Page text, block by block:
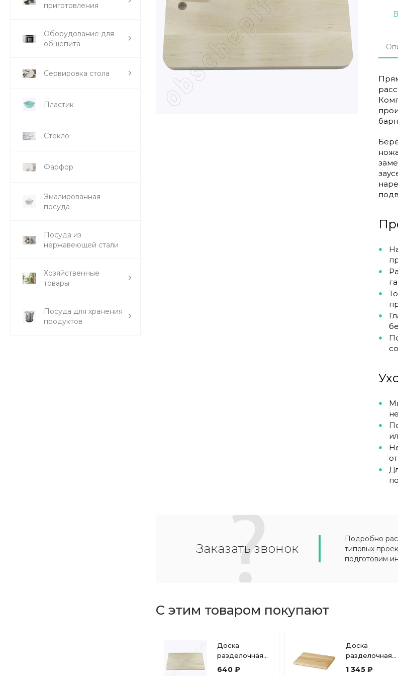
приготовления
Оборудование для
общепита
Сервировка стола
Пластик
Стекло
Фарфор
Эмалированная
посуда
Посуда из
нержавеющей стали
Хозяйственные
товары
Посуда для хранения
продуктов
Заказать звонок
Подробно
типовых
подготовим
С этим товаром покупают
Доска
разделочная
деревянная
640 ₽
Доска
разделочная
1 345 ₽